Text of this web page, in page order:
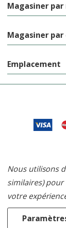
Magasiner par
Magasiner
Emplacement
Nous utilisons
similaires)
votre